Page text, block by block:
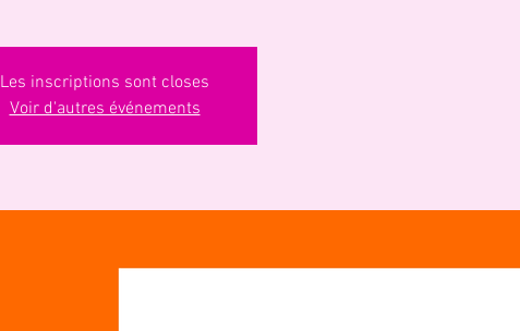
Les inscriptions sont closes
Voir d'autres événements